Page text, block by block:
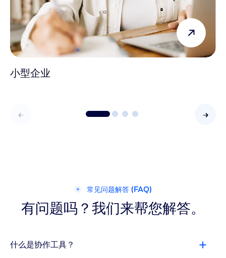
小型企业
常见问题解答 (FAQ)
有问题吗？我们来帮您解答。
什么是协作工具？